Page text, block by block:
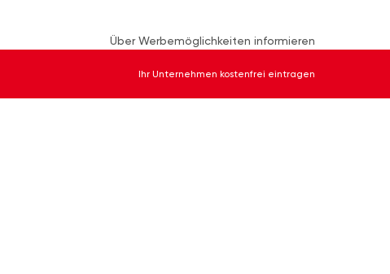
Über Werbemöglichkeiten informieren
Ihr Unternehmen kostenfrei eintragen